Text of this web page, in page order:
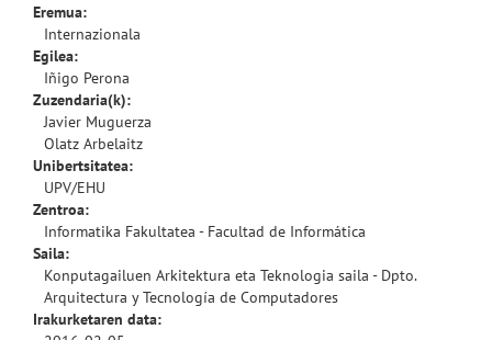
Eremua:
Internazionala
Egilea:
Iñigo Perona
Zuzendaria(k):
Javier Muguerza
Olatz Arbelaitz
Unibertsitatea:
UPV/EHU
Zentroa:
Informatika Fakultatea - Facultad de Informática
Saila:
Konputagailuen Arkitektura eta Teknologia saila - Dpto.
Arquitectura y Tecnología de Computadores
Irakurketaren data: